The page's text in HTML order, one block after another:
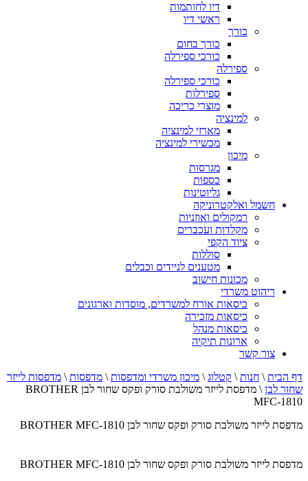
דיו לחותמות
ראשי דיו
כורך
כורך בחום
כורכי ספירלה
ספירלה
כורכי ספירלה
ספירלות
מוצרי כריכה
למינציה
מארזי למינציה
מכשירי למינציה
מיכון
מגרסות
כספות
גליוטינות
חשמל ואלקטרוניקה
רמקולים ואוזניות
מקלדות ועכברים
ציוד הקפי
סוללות
מטענים לניידים וכבלים
מכונות חישוב
ריהוט משרדי
כיסאות אורח למשרדים, מוסדות וארגונים
כיסאות מזכירה
כיסאות מנהל
ארונות תיקיה
צור קשר
דף הבית \ חנות \ קטלוג \ מיכון משרדי ומדפסות \ מדפסות \ מדפסות לייזר
שחור לבן \
מדפסת לייזר משולבת סורק ופקס שחור לבן BROTHER
MFC-1810
מדפסת לייזר משולבת סורק ופקס שחור לבן BROTHER MFC-1810
מדפסת לייזר משולבת סורק ופקס שחור לבן BROTHER MFC-1810